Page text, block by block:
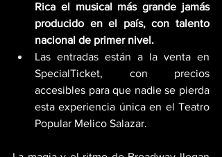
Rica el musical más grande jamás
producido en el país, con talento
nacional de primer nivel.
Las entradas están a la venta en
SpecialTicket, con precios
accesibles para que nadie se pierda
esta experiencia única en el Teatro
Popular Melico Salazar.